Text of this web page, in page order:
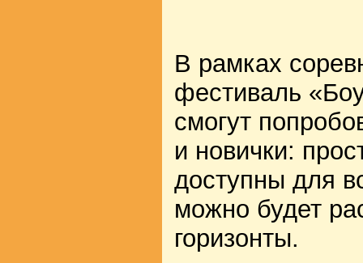
В рамках
фестиваль
смогут
и новички:
доступны для
можно будет
горизонты.